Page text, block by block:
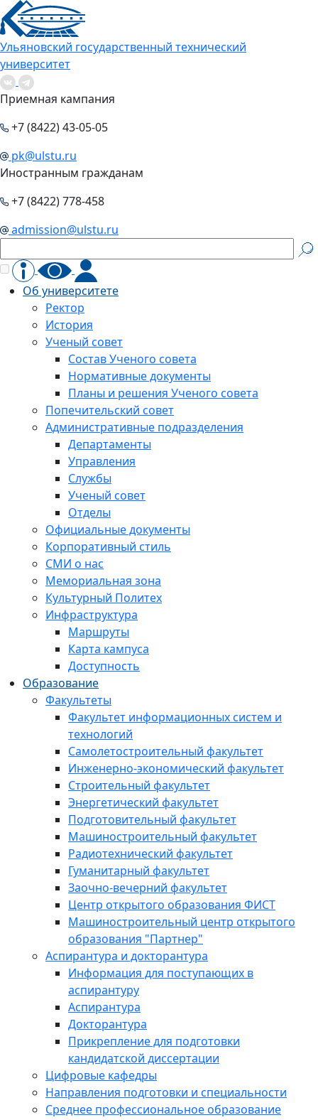
Ульяновский государственный технический
университет
Приемная кампания
+7 (8422) 43-05-05
pk@ulstu.ru
Иностранным гражданам
+7 (8422) 778-458
admission@ulstu.ru
Об университете
Ректор
История
Ученый совет
Состав Ученого совета
Нормативные документы
Планы и решения Ученого совета
Попечительский совет
Административные подразделения
Департаменты
Управления
Службы
Ученый совет
Отделы
Официальные документы
Корпоративный стиль
СМИ о нас
Мемориальная зона
Культурный Политех
Инфраструктура
Маршруты
Карта кампуса
Доступность
Образование
Факультеты
Факультет информационных систем и
технологий
Самолетостроительный факультет
Инженерно-экономический факультет
Строительный факультет
Энергетический факультет
Подготовительный факультет
Машиностроительный факультет
Радиотехнический факультет
Гуманитарный факультет
Заочно-вечерний факультет
Центр открытого образования ФИСТ
Машиностроительный центр открытого
образования "Партнер"
Аспирантура и докторантура
Информация для поступающих в
аспирантуру
Аспирантура
Докторантура
Прикрепление для подготовки
кандидатской диссертации
Цифровые кафедры
Направления подготовки и специальности
Среднее профессиональное образование